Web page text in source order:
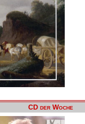
CD der Woche